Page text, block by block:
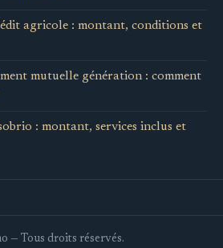
agricole : montant, conditions et
mutuelle génération : comment
: montant, services inclus et
— Tous droits réservés.